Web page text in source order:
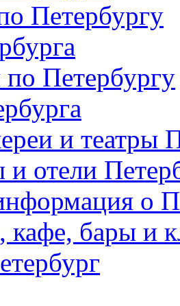
Петербургу
Петербургу
и театры
отели
о
кафе, бары и